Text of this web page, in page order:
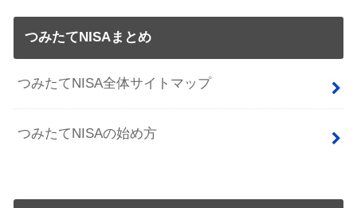
つみたてNISAまとめ
つみたてNISA全体サイトマップ
つみたてNISAの始め方